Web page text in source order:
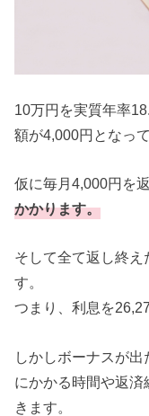
10万円を実質年率
額が4,000円となっ
仮に毎月4,000円を
かかります。
そして全て返し終え
す。
つまり、利息を
しかしボーナスが
にかかる時間や返
きます。